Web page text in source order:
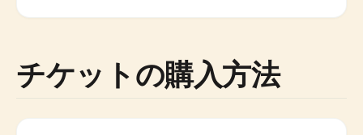
チケットの購入方法